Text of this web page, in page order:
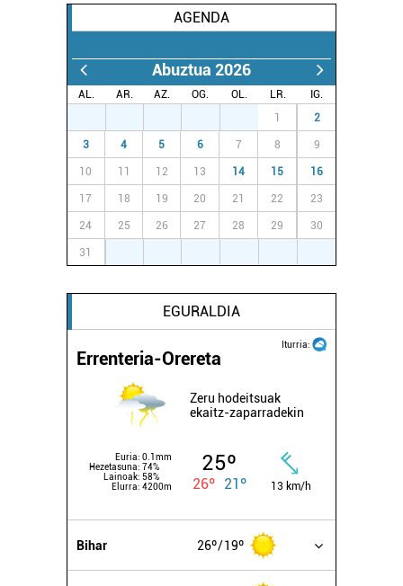
AGENDA
Abuztua 2026
AL. AR. AZ. OG. OL. LR.
IG.
1 2
3 4 5 6 7 8 9
10 11 12 13 14 15 16
17 18 19 20 21 22 23
24 25 26 27 28 29 30
31
EGURALDIA
Iturria:
Errenteria-Orereta
Zeru hodeitsuak
ekaitz-zaparradekin
Euria: 0.1mm
Hezetasuna: 74%
Lainoak: 58%
Elurra: 4200m
25º
26º 21º 13 km/h
Bihar 26º 19º